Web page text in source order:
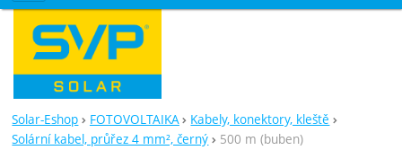
Solar-Eshop FOTOVOLTAIKA
Kabely, konektory, kleště
Solární kabel, průřez 4 mm², černý
500 m (buben)